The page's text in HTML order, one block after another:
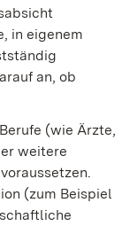
in eigenem
an, ob
(wie Ärzte,
weitere
(zum Beispiel